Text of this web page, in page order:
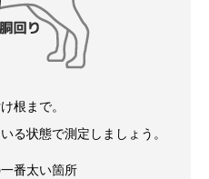
根まで。
る状態で測定しましょう。
番太い箇所